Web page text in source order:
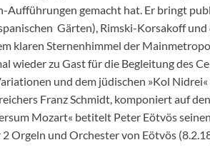
Aufführungen gemacht hat. Er bringt
Gärten), Rimski-Korsakoff und
klaren Sternenhimmel der
wieder zu Gast für die Begleitung des
und dem jüdischen »Kol
Franz Schmidt, komponiert auf
Mozart« betitelt Peter Eötvös
Orgeln und Orchester von Eötvös